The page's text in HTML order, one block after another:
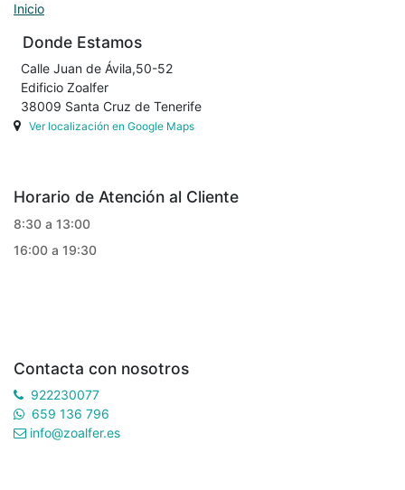
Inicio
Donde Estamos
Calle Juan de Ávila,50-52
Edificio Zoalfer
38009 Santa Cruz de Tenerife
Ver localización en Google Maps
Horario de Atención al Cliente
8:30 a 13:00
16:00 a 19:30
Contacta con nosotros
922230077
659 136 796
info@zoalfer.es